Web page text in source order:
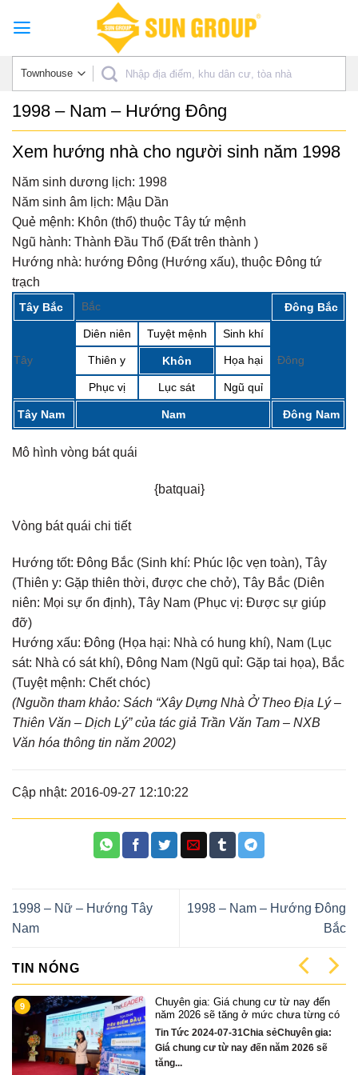
1998 – Nam – Hướng Đông
Xem hướng nhà cho người sinh năm 1998
Năm sinh dương lịch: 1998
Năm sinh âm lịch: Mậu Dần
Quẻ mệnh: Khôn (thổ) thuộc Tây tứ mệnh
Ngũ hành: Thành Đầu Thổ (Đất trên thành )
Hướng nhà: hướng Đông (Hướng xấu), thuộc Đông tứ
trạch
Tây Bắc Bắc Đông Bắc
Tây
Diên niên Tuyệt mệnh Sinh khí
Đông
Thiên y Khôn Họa hại
Phục vị Lục sát Ngũ quỉ
Tây Nam Nam Đông Nam
Mô hình vòng bát quái
{batquai}
Vòng bát quái chi tiết
Hướng tốt: Đông Bắc (Sinh khí: Phúc lộc vẹn toàn), Tây
(Thiên y: Gặp thiên thời, được che chở), Tây Bắc (Diên
niên: Mọi sự ổn định), Tây Nam (Phục vị: Được sự giúp
đỡ)
Hướng xấu: Đông (Họa hại: Nhà có hung khí), Nam (Lục
sát: Nhà có sát khí), Đông Nam (Ngũ quỉ: Gặp tai họa), Bắc
(Tuyệt mệnh: Chết chóc)
(Nguồn tham khảo: Sách “Xây Dựng Nhà Ở Theo Địa Lý –
Thiên Văn – Dịch Lý” của tác giả Trần Văn Tam – NXB
Văn hóa thông tin năm 2002)
Cập nhật: 2016-09-27 12:10:22
1998 – Nữ – Hướng Tây
Nam
1998 – Nam – Hướng Đông
Bắc
TIN NÓNG
1
Cặp Nhà phố sát sông Sonata 3
chỉ hơn 16 tỷ
Quỹ căn VipTin Tức 2024-12-
sẻCặp nhà phố 3 tầng sát sông
nay đến
từng có
gia:
2026 sẽ